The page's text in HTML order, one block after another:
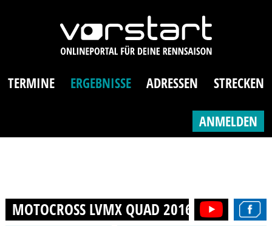
TERMINE ERGEBNISSE ADRESSEN STRECKEN
ANMELDEN
MOTOCROSS LVMX QUAD 2016